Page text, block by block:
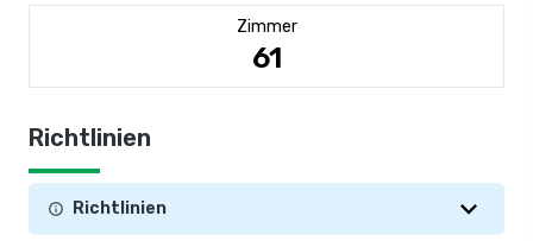
Zimmer
61
Richtlinien
Richtlinien